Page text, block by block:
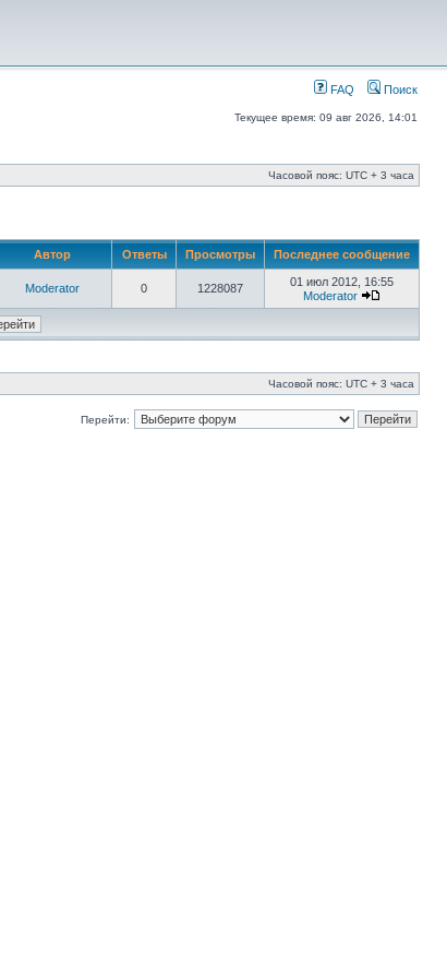
FAQ Поиск
Текущее время: 09 авг 2026, 14:01
Часовой пояс: UTC + 3 часа
Автор Ответы Просмотры Последнее сообщение
Moderator 0 1228087
01 июл 2012, 16:55
Moderator
Часовой пояс: UTC + 3 часа
Перейти: